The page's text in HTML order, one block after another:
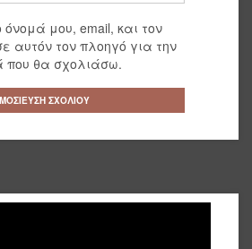
όνομά μου, email, και τον
αυτόν τον πλοηγό για την
που θα σχολιάσω.